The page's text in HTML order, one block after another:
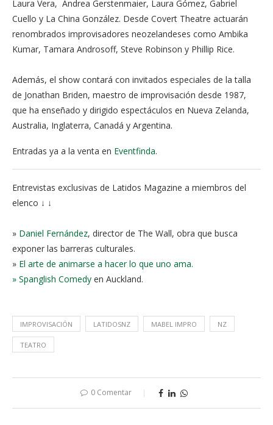
Laura Vera, Andrea Gerstenmaier, Laura Gómez, Gabriel
Cuello y La China González. Desde Covert Theatre actuarán
renombrados improvisadores neozelandeses como Ambika
Kumar, Tamara Androsoff, Steve Robinson y Phillip Rice.
Además, el show contará con invitados especiales de la talla
de Jonathan Briden, maestro de improvisación desde 1987,
que ha enseñado y dirigido espectáculos en Nueva Zelanda,
Australia, Inglaterra, Canadá y Argentina.
Entradas ya a la venta en Eventfinda.
Entrevistas exclusivas de Latidos Magazine a miembros del
elenco ↓ ↓
» Daniel Fernández, director de The Wall, obra que busca
exponer las barreras culturales.
» El arte de animarse a hacer lo que uno ama.
» Spanglish Comedy en Auckland.
IMPROVISACIÓN LATIDOSNZ MABEL IMPRO NZ
TEATRO
0 Comentar